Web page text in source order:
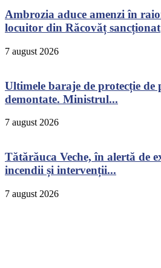
Ambrozia aduce amenzi în
locuitor din Răcovăț sancționat
7 august 2026
Ultimele baraje de protecție de
demontate. Ministrul...
7 august 2026
Tătărăuca Veche, în alertă de
incendii și intervenții...
7 august 2026